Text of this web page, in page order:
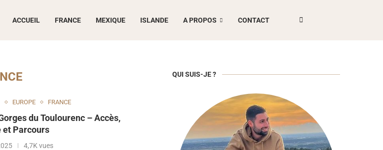
ACCUEIL FRANCE MEXIQUE ISLANDE A PROPOS CONTACT
EUROPE FRANCE
du Toulourenc – Accès,
et Parcours
4,7K vues
QUI SUIS-JE ?